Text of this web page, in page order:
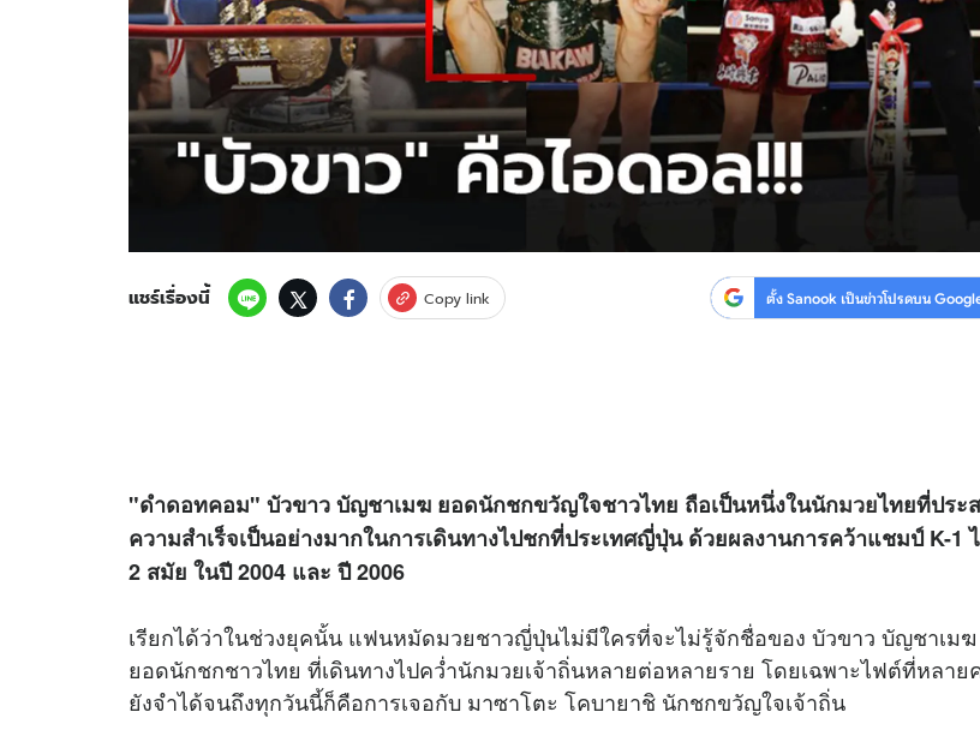
สงวนลิขสิทธิ์ ©2569บริษัท อิมเมจ ฟิวเจอร์ (ประเทศไทย) จำกัด
แชร์เรื่องนี้ Copy link ตั้ง Sanook เป็นข่าวโปรดบน
"ดำดอทคอม" บัวขาว บัญชาเมฆ ยอดนักชกขวัญใจชาวไทย ถือเป็นหนึ่งในนักมวยไทยที่ประ
ความสำเร็จเป็นอย่างมากในการเดินทางไปชกที่ประเทศญี่ปุ่น ด้วยผลงานการคว้าแชมป์ K-1
2 สมัย ในปี 2004 และ ปี 2006
เรียกได้ว่าในช่วงยุคนั้น แฟนหมัดมวยชาวญี่ปุ่นไม่มีใครที่จะไม่รู้จักชื่อของ บัวขาว บัญชาเมฆ
ยอดนักชกชาวไทย ที่เดินทางไปคว่ำนักมวยเจ้าถิ่นหลายต่อหลายราย โดยเฉพาะไฟต์ที่หลาย
ยังจำได้จนถึงทุกวันนี้ก็คือการเจอกับ มาซาโตะ โคบายาชิ นักชกขวัญใจเจ้าถิ่น